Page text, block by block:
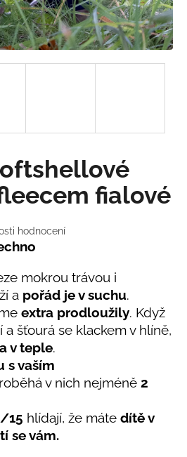
hodnocení
fialové
mokrou trávou i
a pořád je v suchu.
extra prodloužily. Když
šťourá se klackem v hlíně,
v teple.
s vaším
v nich nejméně 2
15 hlídají, že máte dítě v
se vám.